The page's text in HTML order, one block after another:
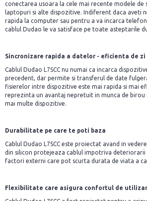
conectarea usoara la cele mai recente modele
laptopuri si alte dispozitive. Indiferent daca aveti
rapida la computer sau pentru a va incarca
cablul Dudao le va satisface pe toate asteptarile
Sincronizare rapida a datelor - eficienta de zi
Cablul Dudao L7SCC nu numai ca incarca
precedent, dar permite si transferul de date
fisierelor intre dispozitive este mai rapida si mai
reprezinta un avantaj nepretuit in munca de birou
mai multe dispozitive.
Durabilitate pe care te poti baza
Cablul Dudao L7SCC este proiectat avand in
din silicon protejeaza cablul impotriva deteriorarii
factori externi care pot scurta durata de viata a
Flexibilitate care asigura confortul de